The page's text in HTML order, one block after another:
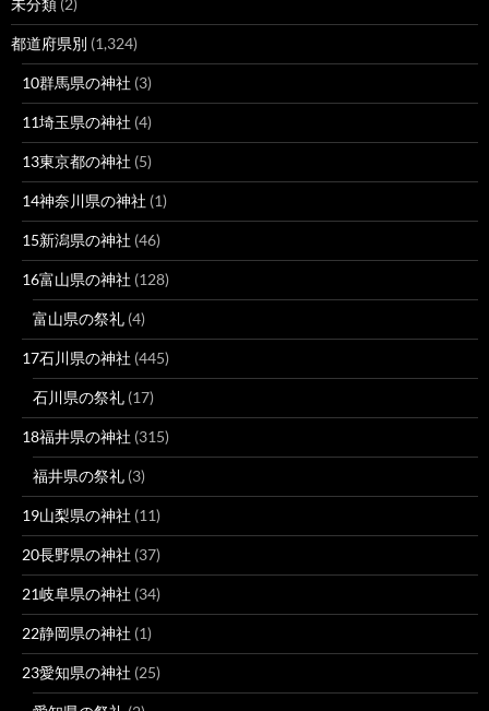
未分類 (2)
都道府県別 (1,324)
10群馬県の神社 (3)
11埼玉県の神社 (4)
13東京都の神社 (5)
14神奈川県の神社 (1)
15新潟県の神社 (46)
16富山県の神社 (128)
富山県の祭礼 (4)
17石川県の神社 (445)
石川県の祭礼 (17)
18福井県の神社 (315)
福井県の祭礼 (3)
19山梨県の神社 (11)
20長野県の神社 (37)
21岐阜県の神社 (34)
22静岡県の神社 (1)
23愛知県の神社 (25)